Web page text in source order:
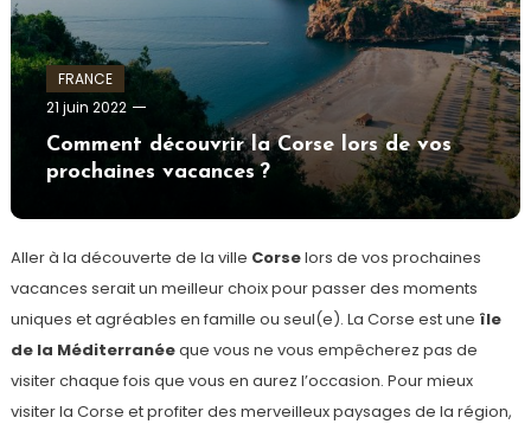
FRANCE
21 juin 2022
admin
Comment découvrir la Corse lors de vos
prochaines vacances ?
Aller à la découverte de la ville Corselors de vos prochaines
vacances serait un meilleur choix pour passer des moments
uniques et agréables en famille ou seul(e). La Corse est une île
de la Méditerranéeque vous ne vous empêcherez pas de
visiter chaque fois que vous en aurez l’occasion. Pour mieux
visiter la Corse et profiter des merveilleux paysages de la région,